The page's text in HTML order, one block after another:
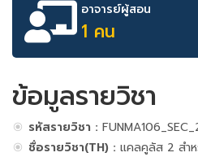
อาจารย์ผู้สอน
1 คน
ข้อมูลรายวิชา
รหัสรายวิชา :
ชื่อรายวิชา(TH) : แคลคูลัส 2 สำห